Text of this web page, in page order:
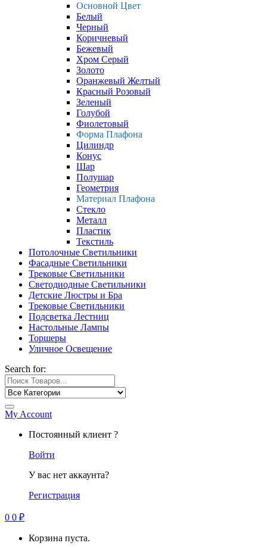
Основной Цвет
Белый
Черный
Коричневый
Бежевый
Хром Серый
Золото
Оранжевый Желтый
Красный Розовый
Зеленый
Голубой
Фиолетовый
Форма Плафона
Цилиндр
Конус
Шар
Полушар
Геометрия
Материал Плафона
Стекло
Металл
Пластик
Текстиль
Потолочные Светильники
Фасадные Светильники
Трековые Светильники
Светодиодные Светильники
Детские Люстры и Бра
Трековые Светильники
Подсветка Лестниц
Настольные Лампы
Торшеры
Уличное Освещение
Search for:
My Account
Постоянный клиент ?
Войти
У вас нет аккаунта?
Регистрация
0 0 ₽
Корзина пуста.